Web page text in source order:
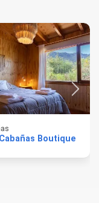
Boutique